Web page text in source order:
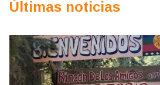
Últimas noticias